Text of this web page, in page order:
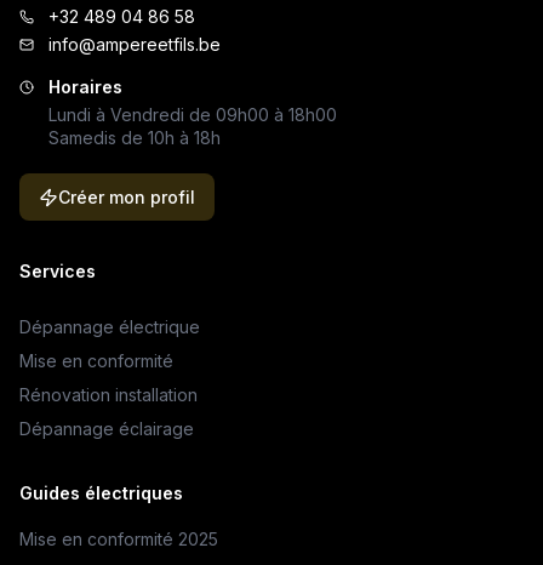
+32 489 04 86 58
info@ampereetfils.be
Horaires
Lundi à Vendredi de 09h00 à 18h00
Samedis de 10h à 18h
Créer mon profil
Services
Dépannage électrique
Mise en conformité
Rénovation installation
Dépannage éclairage
Guides électriques
Mise en conformité 2025